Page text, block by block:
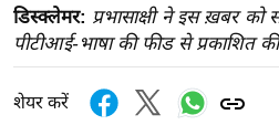
हि
त्य
ग
डिस्क्लेमर: प्रभासाक्षी ने इस ख़बर को
पीटीआई-भाषा की फीड से प्रकाशित
शेयर करें